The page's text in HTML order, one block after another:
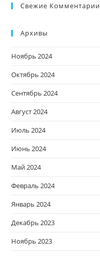
Свежие Комментарии
Архивы
Ноябрь 2024
Октябрь 2024
Сентябрь 2024
Август 2024
Июль 2024
Июнь 2024
Май 2024
Февраль 2024
Январь 2024
Декабрь 2023
Ноябрь 2023